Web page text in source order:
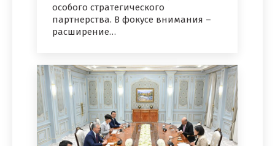
особого стратегического
партнерства. В фокусе внимания –
расширение…